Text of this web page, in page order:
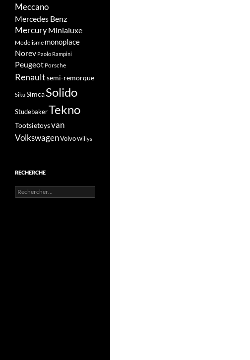
Meccano
Mercedes Benz
MercuryMinialuxe
Modelisme monoplace
Norev Paolo Rampini
Peugeot Porsche
Renaultsemi-remorque
SikuSimcaSolido
StudebakerTekno
Tootsietoysvan
VolkswagenVolvoWillys
RECHERCHE
Rechercher :